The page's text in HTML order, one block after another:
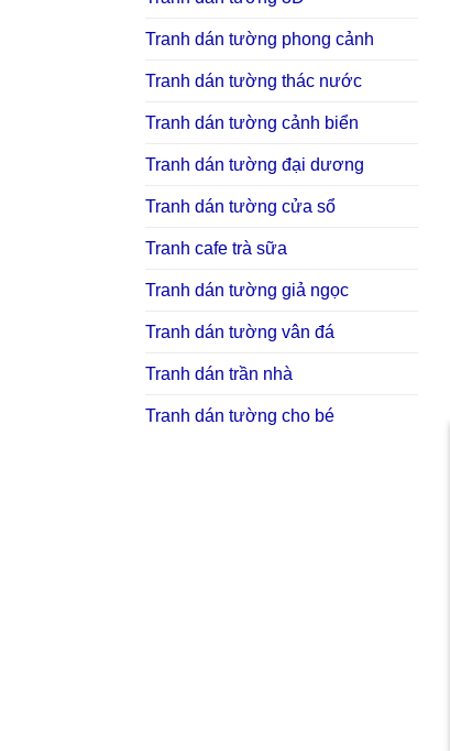
Tranh dán tường phong cảnh
Tranh dán tường thác nước
Tranh dán tường cảnh biển
Tranh dán tường đại dương
Tranh dán tường cửa sổ
Tranh cafe trà sữa
Tranh dán tường giả ngọc
Tranh dán tường vân đá
Tranh dán trần nhà
Tranh dán tường cho bé